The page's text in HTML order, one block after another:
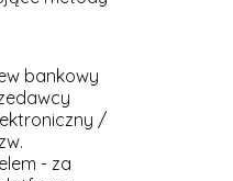
bankowy
/
- za